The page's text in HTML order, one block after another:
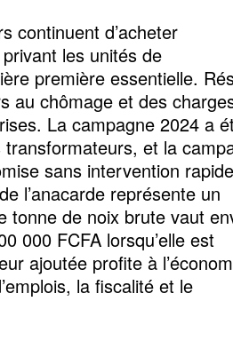
continuent d’acheter
les unités de
première essentielle.
au chômage et des
La campagne 2024 a
et la
sans intervention
l’anacarde représente un
tonne de noix brute vaut
000 FCFA lorsqu’elle est
ajoutée profite à
la fiscalité et le